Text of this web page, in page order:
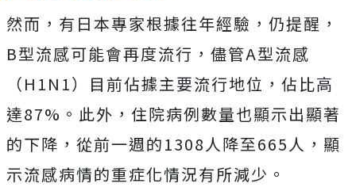
然而，有日本專家根據往年經驗，仍提醒，
B型流感可能會再度流行，儘管A型流感
（H1N1）目前佔據主要流行地位，佔比高
達87%。此外，住院病例數量也顯示出顯著
的下降，從前一週的1308人降至665人，顯
示流感病情的重症化情況有所減少。